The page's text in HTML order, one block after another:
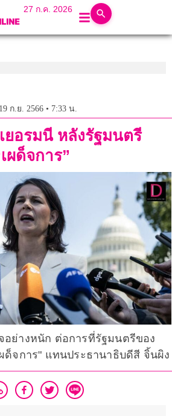
27 ก.ค. 2026
19 ก.ย. 2566 • 7:33 น.
ยอรมนี หลังรัฐมนตรี
ผด็จการ”
อย่างหนัก ต่อการที่รัฐมนตรีของ
ด็จการ" แทนประธานาธิบดีสี จิ้นผิง